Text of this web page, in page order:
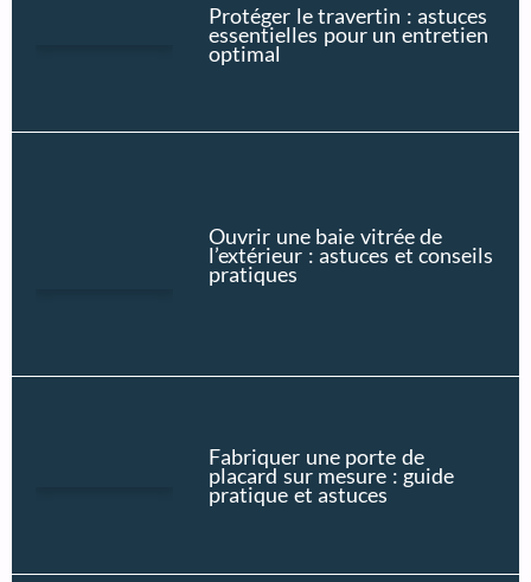
Protéger le travertin : astuces
essentielles pour un entretien
optimal
Ouvrir une baie vitrée de
l’extérieur : astuces et conseils
pratiques
Fabriquer une porte de
placard sur mesure : guide
pratique et astuces